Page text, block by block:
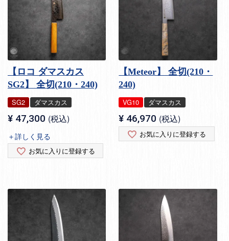
【ロコ ダマスカス
SG2】 全切(210・240)
SG2 ダマスカス
¥ 47,300 税込
＋詳しく見る
お気に入りに登録する
【Meteor】 全切(210・
240)
VG10 ダマスカス
¥ 46,970 税込
お気に入りに登録する